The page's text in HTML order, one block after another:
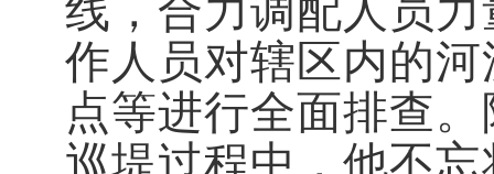
线，合力调配人员
作人员对辖区内的
点等进行全面排查
巡堤过程中，他不